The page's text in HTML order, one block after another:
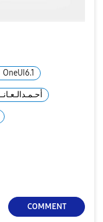
OneUI6.1
COMMENT